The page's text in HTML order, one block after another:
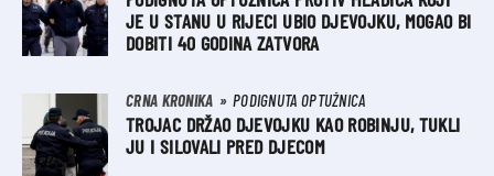
JE U STANU U RIJECI UBIO DJEVOJKU, MOGAO BI
DOBITI 40 GODINA ZATVORA
CRNA KRONIKA PODIGNUTA OPTUŽNICA
TROJAC DRŽAO DJEVOJKU KAO ROBINJU, TUKLI
JU I SILOVALI PRED DJECOM